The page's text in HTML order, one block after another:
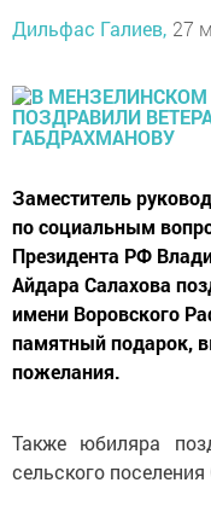
Дильфас Галиев, 27
Заместитель
по социальным
Президента РФ
Айдара Салахова
имени Воровского
памятный подарок,
пожелания.
Также юбиляра
сельского